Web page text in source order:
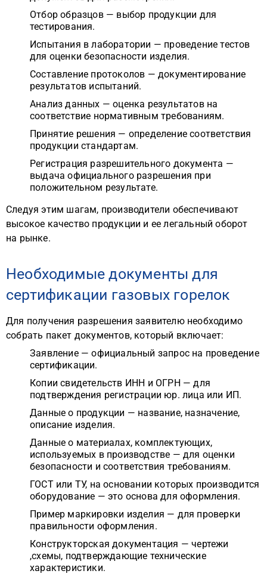
Отбор образцов — выбор продукции для
тестирования.
Испытания в лаборатории — проведение тестов
для оценки безопасности изделия.
Составление протоколов — документирование
результатов испытаний.
Анализ данных — оценка результатов на
соответствие нормативным требованиям.
Принятие решения — определение соответствия
продукции стандартам.
Регистрация разрешительного документа —
выдача официального разрешения при
положительном результате.
Следуя этим шагам, производители обеспечивают
высокое качество продукции и ее легальный оборот
на рынке.
Необходимые документы для
сертификации газовых горелок
Для получения разрешения заявителю необходимо
собрать пакет документов, который включает:
Заявление — официальный запрос на проведение
сертификации.
Копии свидетельств ИНН и ОГРН — для
подтверждения регистрации юр. лица или ИП.
Данные о продукции — название, назначение,
описание изделия.
Данные о материалах, комплектующих,
используемых в производстве — для оценки
безопасности и соответствия требованиям.
ГОСТ или ТУ, на основании которых производится
оборудование — это основа для оформления.
Пример маркировки изделия — для проверки
правильности оформления.
Конструкторская документация — чертежи
,схемы, подтверждающие технические
характеристики.